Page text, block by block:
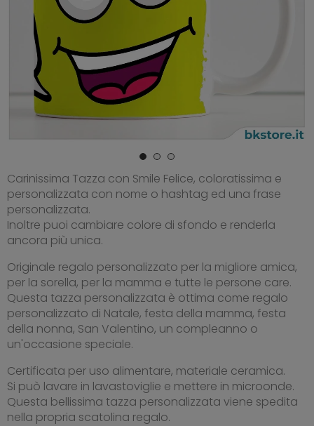
Carinissima Tazza con Smile Felice, coloratissima e
personalizzata con nome o hashtag ed una frase
personalizzata.
Inoltre puoi cambiare colore di sfondo e renderla
ancora più unica.
Originale regalo personalizzato per la migliore amica,
per la sorella, per la mamma e tutte le persone care.
Questa tazza personalizzata è ottima come regalo
personalizzato di Natale, festa della mamma, festa
della nonna, San Valentino, un compleanno o
un'occasione speciale.
Certificata per uso alimentare, materiale ceramica.
Si può lavare in lavastoviglie e mettere in microonde.
Questa bellissima tazza personalizzata viene spedita
nella propria scatolina regalo.